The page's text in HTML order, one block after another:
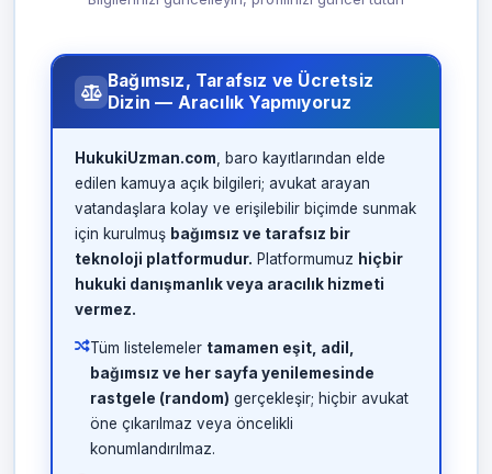
Bağımsız, Tarafsız ve Ücretsiz
Dizin — Aracılık Yapmıyoruz
HukukiUzman.com , baro kayıtlarından elde
edilen kamuya açık bilgileri; avukat arayan
vatandaşlara kolay ve erişilebilir biçimde sunmak
için kurulmuş bağımsız ve tarafsız bir
teknoloji platformudur. Platformumuz hiçbir
hukuki danışmanlık veya aracılık hizmeti
vermez.
Tüm listelemeler tamamen eşit, adil,
bağımsız ve her sayfa yenilemesinde
rastgele (random) gerçekleşir; hiçbir avukat
öne çıkarılmaz veya öncelikli
konumlandırılmaz.